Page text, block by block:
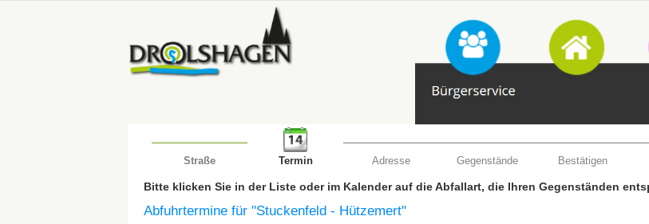
Straße Termin Adresse Gegenstände Bestätigen
Bitte klicken Sie in der Liste oder im Kalender auf die Abfallart, die Ihren Gegenständen
Abfuhrtermine für "Stuckenfeld - Hützemert"